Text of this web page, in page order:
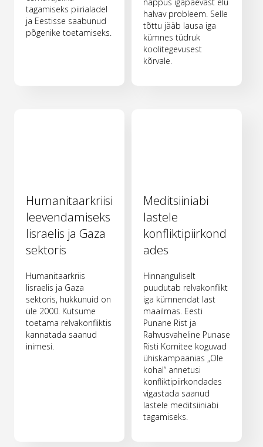
tagamiseks piirialadel
ja Eestisse saabunud
põgenike toetamiseks.
halvav probleem. Selle
tõttu jääb lausa iga
kümnes tüdruk
koolitegevusest
kõrvale.
Humanitaarkriisi
leevendamiseks
Iisraelis ja Gaza
sektoris
Humanitaarkriis
Iisraelis ja Gaza
sektoris, hukkunuid on
üle 2000. Kutsume
toetama relvakonfliktis
kannatada saanud
inimesi.
Meditsiiniabi
lastele
konfliktipiirkond
ades
Hinnanguliselt
puudutab relvakonflikt
iga kümnendat last
maailmas. Eesti
Punane Rist ja
Rahvusvaheline Punase
Risti Komitee koguvad
ühiskampaanias „Ole
kohal“ annetusi
konfliktipiirkondades
vigastada saanud
lastele meditsiiniabi
tagamiseks.